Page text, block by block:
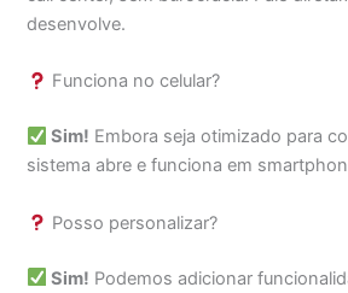
desenvolve.
Funciona no celular?
Sim! Embora seja otimizado para
sistema abre e funciona em
Posso personalizar?
Sim! Podemos adicionar